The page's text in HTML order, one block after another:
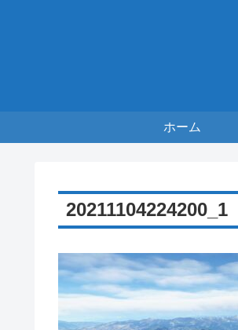
ホーム
20211104224200_1